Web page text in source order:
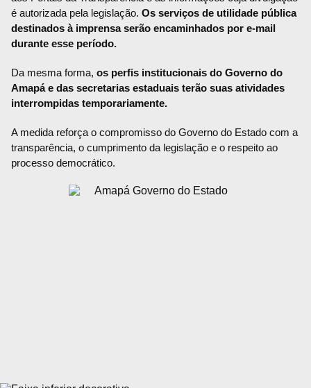
é autorizada pela legislação. Os serviços de utilidade pública
destinados à imprensa serão encaminhados por e-mail
durante esse período.
Da mesma forma, os perfis institucionais do Governo do
Amapá e das secretarias estaduais terão suas atividades
interrompidas temporariamente.
A medida reforça o compromisso do Governo do Estado com a
transparência, o cumprimento da legislação e o respeito ao
processo democrático.